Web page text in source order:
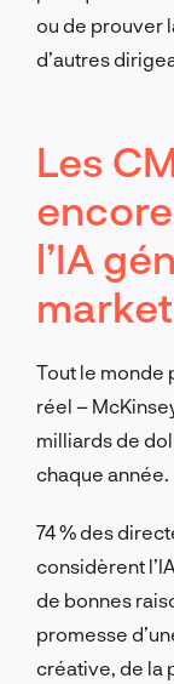
ou de prouver
d’autres
Les
l’IA
Tout le monde
réel –
milliards de
chaque année.
74 % des
considèrent
de bonnes
promesse
créative, de la